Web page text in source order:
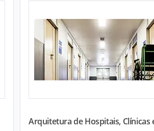
Arquitetura de Hospitais, Clínicas